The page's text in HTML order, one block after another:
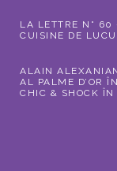
LA LETTRE N°
CUISINE DE
ALAIN
AL PALME D’OR
CHIC & SHOCK ÎN